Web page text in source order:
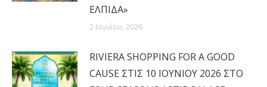
ΕΛΠΙΔΑ»
2 Ιουνίου, 2026
RIVIERA SHOPPING FOR A GOOD
CAUSE ΣΤΙΣ 10 ΙΟΥΝΙΟΥ 2026 ΣΤΟ